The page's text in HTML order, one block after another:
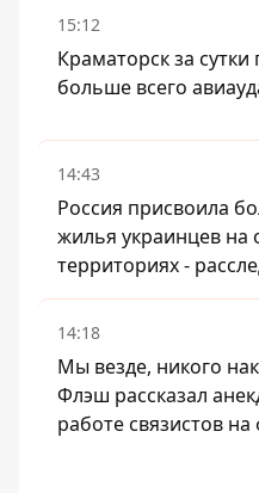
15:12
Краматорск за
больше всего
14:43
Россия присвоила
жилья украинцев на
территориях -
14:18
Мы везде, никого
Флэш рассказал
работе связистов